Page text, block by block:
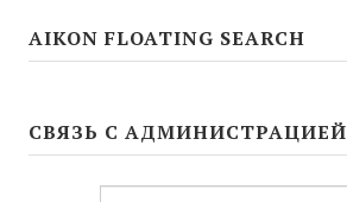
Star Wars Knights of the Old Republic 1
Titan Quest Immortal Throne
AIKON FLOATING SEARCH
СВЯЗЬ С АДМИНИСТРАЦИЕЙ